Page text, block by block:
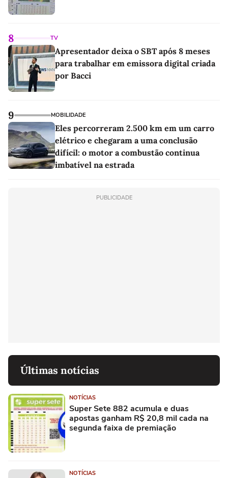
8 TV
Apresentador deixa o SBT após 8 meses
para trabalhar em emissora digital criada
por Bacci
9 MOBILIDADE
Eles percorreram 2.500 km em um carro
elétrico e chegaram a uma conclusão
difícil: o motor a combustão continua
imbatível na estrada
PUBLICIDADE
Últimas notícias
NOTÍCIAS
Super Sete 882 acumula e duas
apostas ganham R$ 20,8 mil cada na
segunda faixa de premiação
NOTÍCIAS